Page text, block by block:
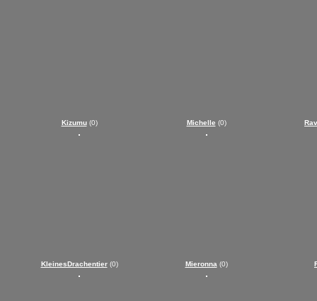
Kizumu(0)
KleinesDrachentier(0)
Michelle (0)
Mieronna (0)